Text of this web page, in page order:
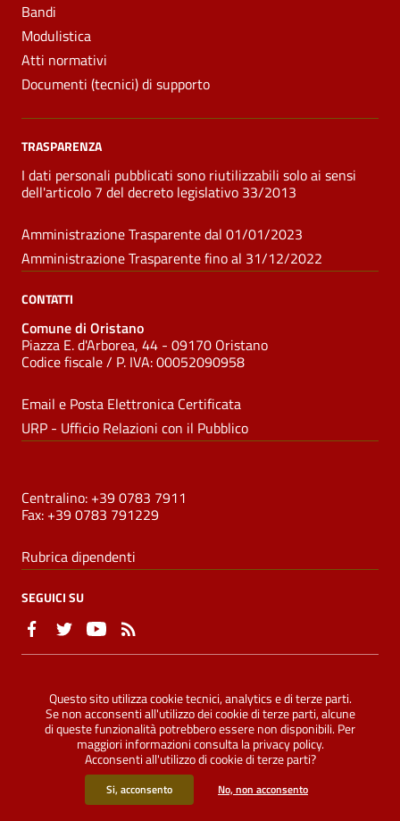
Bandi
Modulistica
Atti normativi
Documenti (tecnici) di supporto
TRASPARENZA
I dati personali pubblicati sono riutilizzabili solo ai sensi
dell'articolo 7 del decreto legislativo 33/2013
Amministrazione Trasparente dal 01/01/2023
Amministrazione Trasparente fino al 31/12/2022
CONTATTI
Comune di Oristano
Piazza E. d'Arborea, 44 - 09170 Oristano
Codice fiscale / P. IVA:00052090958
Email e Posta Elettronica Certificata
URP - Ufficio Relazioni con il Pubblico
Centralino: +39 0783 7911
Fax: +39 0783 791229
Rubrica dipendenti
SEGUICI SU
Sezione Link Utili
accessibilità | Credits | Mappa del sito | ConsulMedia
2026 Comune di Oristano - Tutti i diritti riservati
Questo sito utilizza cookie tecnici, analytics e di terze parti.
Se non acconsenti all'utilizzo dei cookie di terze parti, alcune
di queste funzionalità potrebbero essere non disponibili. Per
maggiori informazioni consulta laprivacy policy.
Acconsenti all'utilizzo di cookie di terze parti?
Si, acconsento No, non acconsento